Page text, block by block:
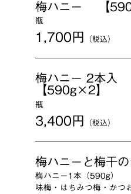
梅ハニー 【
瓶
1,700円 （税込）
梅ハニー 2本入
【590g×2】
瓶
3,400円 （税込）
梅ハニーと梅干
梅ハニー1本（590g）
味梅・はちみつ梅・かつ